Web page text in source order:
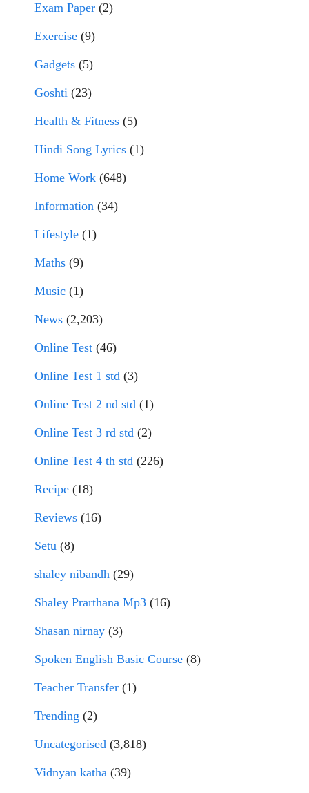
Exam Paper (2)
Exercise (9)
Gadgets (5)
Goshti (23)
Health & Fitness (5)
Hindi Song Lyrics (1)
Home Work (648)
Information (34)
Lifestyle (1)
Maths (9)
Music (1)
News (2,203)
Online Test (46)
Online Test 1 std (3)
Online Test 2 nd std (1)
Online Test 3 rd std (2)
Online Test 4 th std (226)
Recipe (18)
Reviews (16)
Setu (8)
shaley nibandh (29)
Shaley Prarthana Mp3 (16)
Shasan nirnay (3)
Spoken English Basic Course (8)
Teacher Transfer (1)
Trending (2)
Uncategorised (3,818)
Vidnyan katha (39)